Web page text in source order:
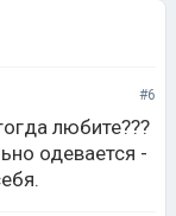
#6
любите???
одевается -